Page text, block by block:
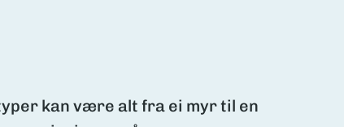
kan være alt fra ei myr til en